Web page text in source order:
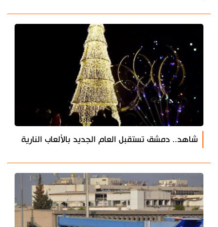
شاهد.. دمشق تستقبل العام الجديد بالألعاب النارية